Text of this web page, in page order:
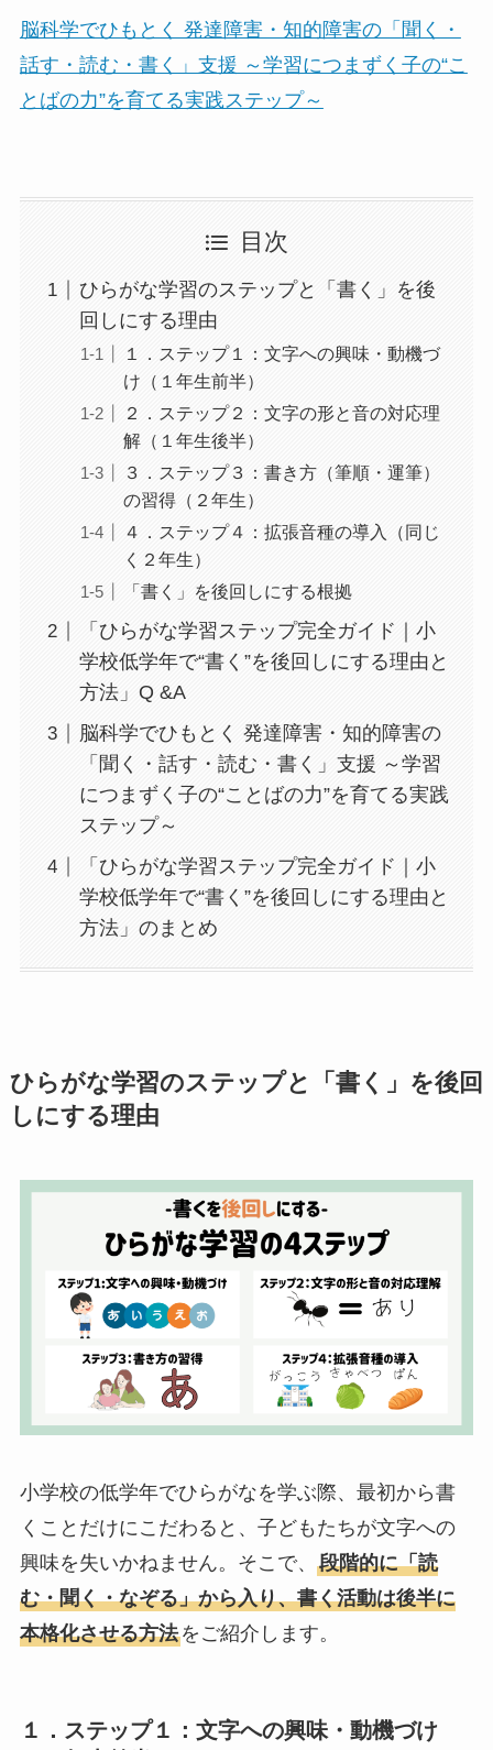
脳科学でひもとく 発達障害・知的障害の「聞く・
話す・読む・書く」支援 ～学習につまずく子の“こ
とばの力”を育てる実践ステップ～
目次
ひらがな学習のステップと「書く」を後
回しにする理由
１．ステップ１：文字への興味・動機づ
け（１年生前半）
２．ステップ２：文字の形と音の対応理
解（１年生後半）
３．ステップ３：書き方（筆順・運筆）
の習得（２年生）
４．ステップ４：拡張音種の導入（同じ
く２年生）
「書く」を後回しにする根拠
「ひらがな学習ステップ完全ガイド｜小
学校低学年で“書く”を後回しにする理由と
方法」Q &A
脳科学でひもとく 発達障害・知的障害の
「聞く・話す・読む・書く」支援 ～学習
につまずく子の“ことばの力”を育てる実践
ステップ～
「ひらがな学習ステップ完全ガイド｜小
学校低学年で“書く”を後回しにする理由と
方法」のまとめ
ひらがな学習のステップと「書く」を後回
しにする理由
小学校の低学年でひらがなを学ぶ際、最初から書
くことだけにこだわると、子どもたちが文字への
興味を失いかねません。そこで、 段階的に「読
む・聞く・なぞる」から入り、書く活動は後半に
本格化させる方法をご紹介します。
１．ステップ１：文字への興味・動機づけ